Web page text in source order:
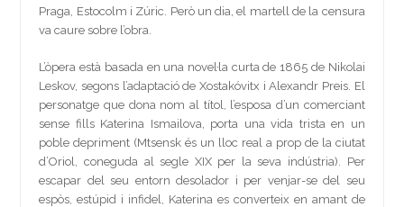
Praga, Estocolm i Zúric. Però un dia, el martell de la censura
va caure sobre l’obra.
L’òpera està basada en una novel·la curta de 1865 de Nikolai
Leskov, segons l’adaptació de Xostakóvitx i Alexandr Preis. El
personatge que dona nom al títol, l’esposa d’un comerciant
sense fills Katerina Ismailova, porta una vida trista en un
poble depriment (Mtsensk és un lloc real a prop de la ciutat
d’Oriol, coneguda al segle XIX per la seva indústria). Per
escapar del seu entorn desolador i per venjar-se del seu
espòs, estúpid i infidel, Katerina es converteix en amant de